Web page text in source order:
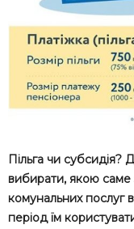
Пільга чи субсидія?
вибирати, якою
комунальних послуг
період їм